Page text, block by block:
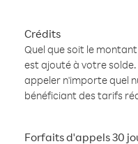
Crédits
Quel que soit le
est ajouté à votre
appeler n'importe quel
bénéficiant des tarifs
Forfaits d'appels 30